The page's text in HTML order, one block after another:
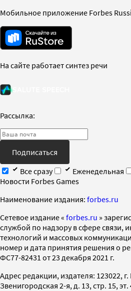
Мобильное приложение Forbes
На сайте работает синтез речи
Рассылка:
Подписаться
Все сразу
Еженедельная
Новости Forbes Games
Наименование издания: forbes.ru
Cетевое издание « forbes.ru »
службой по надзору в сфере связи,
технологий и массовых
номер и дата принятия решения о
ФС77-82431 от 23 декабря 2021 г.
Адрес редакции, издателя: 123022,
Звенигородская 2-я, д. 13, стр. 15, эт.